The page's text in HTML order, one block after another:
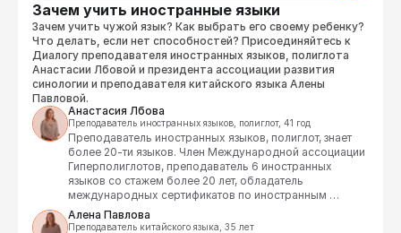
Зачем учить иностранные языки
Зачем учить чужой язык? Как выбрать его своему ребенку?
Что делать, если нет способностей? Присоединяйтесь к
Диалогу преподавателя иностранных языков, полиглота
Анастасии Лбовой и президента ассоциации развития
синологии и преподавателя китайского языка Алены
Павловой.
Анастасия Лбова
Преподаватель иностранных языков, полиглот, 41 год
Преподаватель иностранных языков, полиглот, знает
более 20-ти языков. Член Международной ассоциации
Гиперполиглотов, преподаватель 6 иностранных
языков со стажем более 20 лет, обладатель
международных сертификатов по иностранным
языкам (DELE, CIPL, PTE).
Алена Павлова
Преподаватель китайского языка, 35 лет